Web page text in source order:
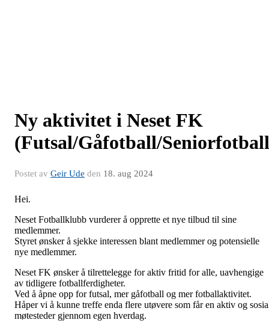
Ny aktivitet i Neset FK
(Futsal/Gåfotball/
Postet av Geir Ude den 18. aug 2024
Hei.
Neset Fotballklubb vurderer å opprette et nye tilbud til sine
medlemmer.
Styret ønsker å sjekke interessen blant medlemmer og potensielle
nye medlemmer.
Neset FK ønsker å tilrettelegge for aktiv fritid for alle, uavhengige
av tidligere fotballferdigheter.
Ved å åpne opp for futsal, mer gåfotball og mer fotballaktivitet.
Håper vi å kunne treffe enda flere utøvere som får en aktiv og
møtesteder gjennom egen hverdag.